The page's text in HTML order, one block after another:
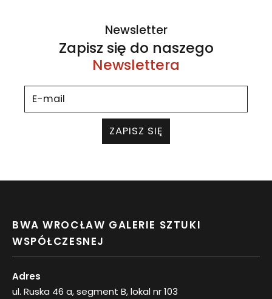
Newsletter
Zapisz się do naszego
Newslettera
ZAPISZ SIĘ
BWA WROCŁAW GALERIE SZTUKI
WSPÓŁCZESNEJ
Adres
ul. Ruska 46 a, segment B, lokal nr 103